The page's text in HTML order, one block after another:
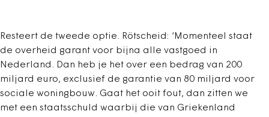
Resteert de tweede optie. Rötscheid: ‘Momenteel staat
de overheid garant voor bijna alle vastgoed in
Nederland. Dan heb je het over een bedrag van 200
miljard euro, exclusief de garantie van 80 miljard voor
sociale woningbouw. Gaat het ooit fout, dan zitten we
met een staatsschuld waarbij die van Griekenland